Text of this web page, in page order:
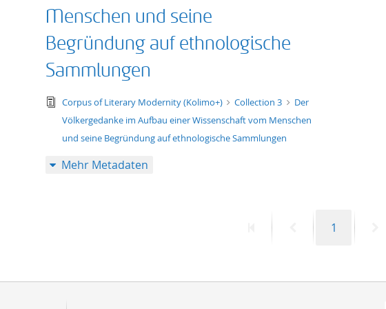
Menschen und seine
Begründung auf ethnologische
Sammlungen
text/tg.edition+tg.aggregation+xml
Corpus of Literary Modernity (Kolimo+) Collection 3
Der
Völkergedanke im Aufbau einer Wissenschaft vom Menschen
und seine Begründung auf ethnologische Sammlungen
Mehr Metadaten
VorherigeSeite
1